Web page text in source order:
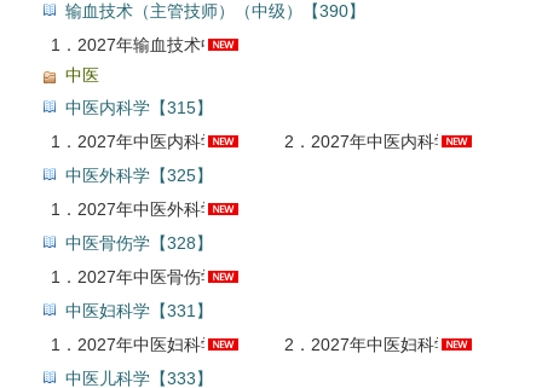
输血技术（主管技师）（中级）【390】
1． 2027年输血技术中级职称考试题库【真题精选＋章节题库＋模拟试题＋冲刺试卷】AI讲解
中医
中医内科学【315】
1． 2027年中医内科学（中级）考试题库【历年真题＋章节题库＋模拟试题】AI讲解 2． 2027年中医内科学（中级）经典易错例题录屏精讲班
中医外科学【325】
1． 2027年中医外科学（中级）考试题库【真题精选＋章节题库＋模拟试题】AI讲解
中医骨伤学【328】
1． 2027年中医骨伤学（中级）考试题库【历年真题＋章节题库＋模拟试题】AI讲解
中医妇科学【331】
1． 2027年中医妇科学（中级）考试题库【真题精选＋章节题库＋模拟试题】AI讲解 2． 2027年中医妇科学（中级）经典易错例题录屏精讲班
中医儿科学【333】